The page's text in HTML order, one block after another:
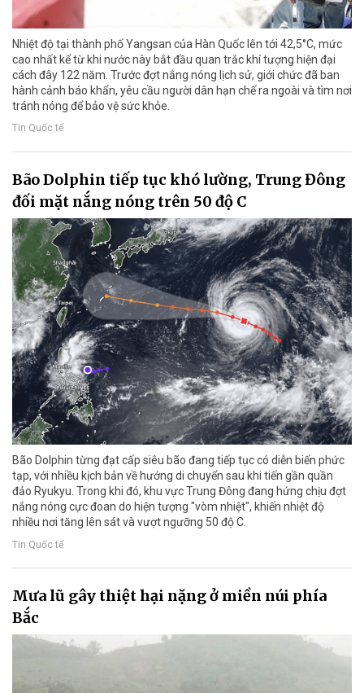
Nhiệt độ tại thành phố Yangsan của Hàn Quốc lên tới 42,5°C, mức
cao nhất kể từ khi nước này bắt đầu quan trắc khí tượng hiện đại
cách đây 122 năm. Trước đợt nắng nóng lịch sử, giới chức đã ban
hành cảnh báo khẩn, yêu cầu người dân hạn chế ra ngoài và tìm nơi
tránh nóng để bảo vệ sức khỏe.
Tin Quốc tế
Bão Dolphin tiếp tục khó lường, Trung Đông
đối mặt nắng nóng trên 50 độ C
Bão Dolphin từng đạt cấp siêu bão đang tiếp tục có diễn biến phức
tạp, với nhiều kịch bản về hướng di chuyển sau khi tiến gần quần
đảo Ryukyu. Trong khi đó, khu vực Trung Đông đang hứng chịu đợt
nắng nóng cực đoan do hiện tượng "vòm nhiệt", khiến nhiệt độ
nhiều nơi tăng lên sát và vượt ngưỡng 50 độ C.
Tin Quốc tế
Mưa lũ gây thiệt hại nặng ở miền núi phía
Bắc